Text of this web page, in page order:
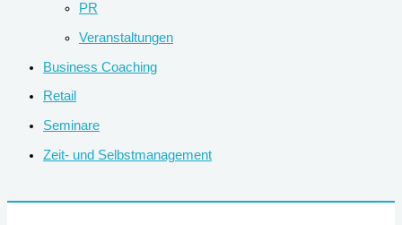
PR
Veranstaltungen
Business Coaching
Retail
Seminare
Zeit- und Selbstmanagement